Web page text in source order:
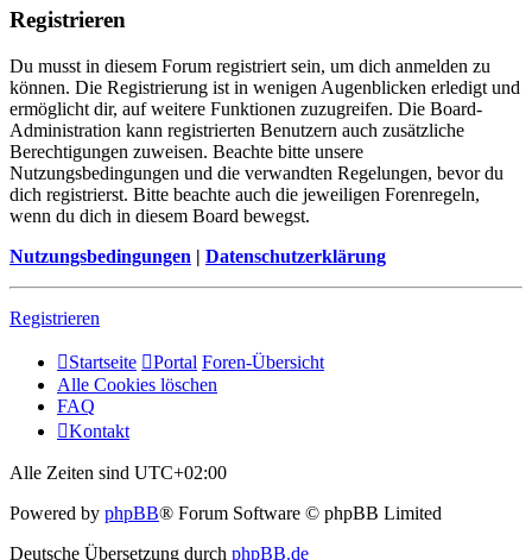
Registrieren
Du musst in diesem Forum registriert sein, um dich anmelden zu
können. Die Registrierung ist in wenigen Augenblicken erledigt und
ermöglicht dir, auf weitere Funktionen zuzugreifen. Die Board-
Administration kann registrierten Benutzern auch zusätzliche
Berechtigungen zuweisen. Beachte bitte unsere
Nutzungsbedingungen und die verwandten Regelungen, bevor du
dich registrierst. Bitte beachte auch die jeweiligen Forenregeln,
wenn du dich in diesem Board bewegst.
Nutzungsbedingungen | Datenschutzerklärung
Registrieren
Startseite Portal Foren-Übersicht
Alle Cookies löschen
FAQ
Kontakt
Alle Zeiten sind UTC+02:00
Powered by phpBB® Forum Software © phpBB Limited
Deutsche Übersetzung durch phpBB.de